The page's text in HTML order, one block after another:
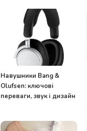
Навушники Bang &
Olufsen: ключові
переваги, звук і дизайн